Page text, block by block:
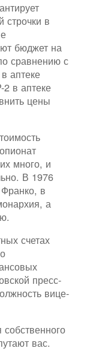
строчки в
бюджет на
сравнению с
аптеке
в аптеке
цены
много, и
В 1976
в
а
счетах
пресс-
вице-
вас.